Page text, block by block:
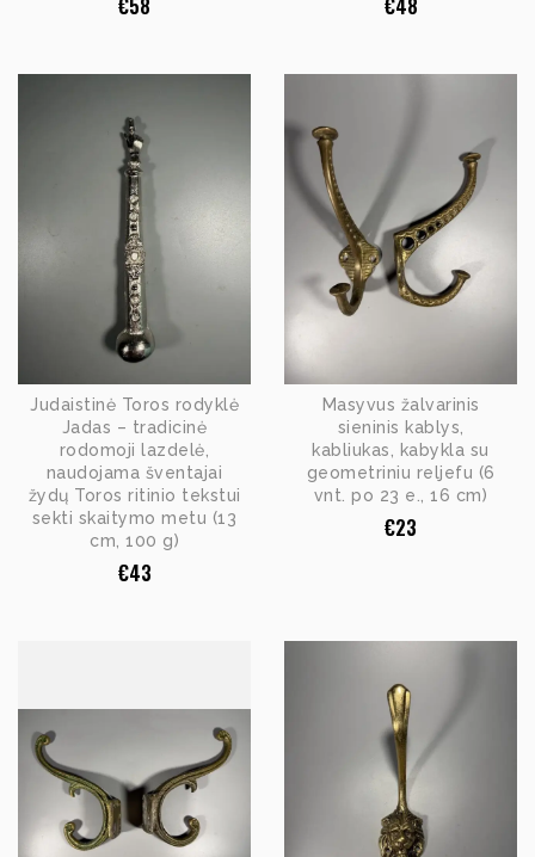
€58 €48
Judaistinė Toros rodyklė
Jadas – tradicinė
rodomoji lazdelė,
naudojama šventajai
žydų Toros ritinio tekstui
sekti skaitymo metu (13
cm, 100 g)
€43
Masyvus žalvarinis
sieninis kablys,
kabliukas, kabykla su
geometriniu reljefu (6
vnt. po 23 e., 16 cm)
€23